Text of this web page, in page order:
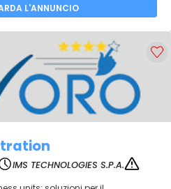
L'ANNUNCIO
IMS TECHNOLOGIES S.P.A.